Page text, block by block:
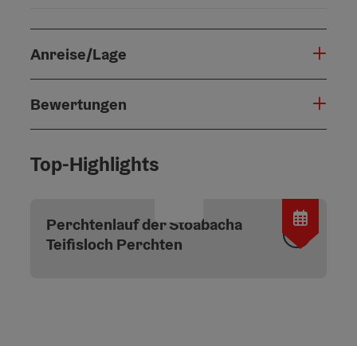
Anreise/Lage
Bewertungen
Top-Highlights
Perchtenlauf der Stoabacha
Teifisloch Perchten